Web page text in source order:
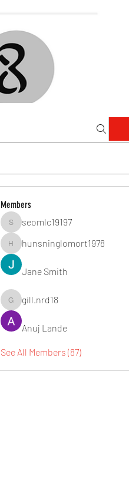
Members
seomlc19197
seomlc19197
hunsninglomort1978
hunsninglomort1978
Jane Smith
gill.nrd18
gill.nrd18
Anuj Lande
See All Members (87)